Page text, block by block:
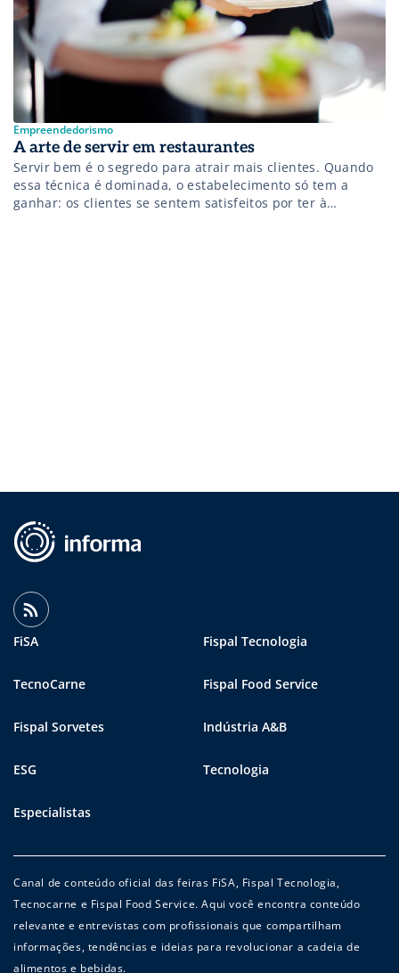
Empreendedorismo
A arte de servir em restaurantes
Servir bem é o segredo para atrair mais clientes. Quando
essa técnica é dominada, o estabelecimento só tem a
ganhar: os clientes se sentem satisfeitos por ter à
FiSA Fispal Tecnologia
TecnoCarne Fispal Food Service
Fispal Sorvetes Indústria A&B
ESG Tecnologia
Especialistas
Canal de conteúdo oficial das feiras FiSA, Fispal Tecnologia,
Tecnocarne e Fispal Food Service. Aqui você encontra conteúdo
relevante e entrevistas com profissionais que compartilham
informações, tendências e ideias para revolucionar a cadeia de
alimentos e bebidas.